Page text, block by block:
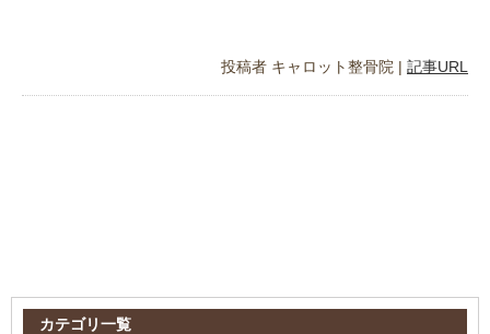
投稿者 キャロット整骨院 | 記事URL
カテゴリ一覧